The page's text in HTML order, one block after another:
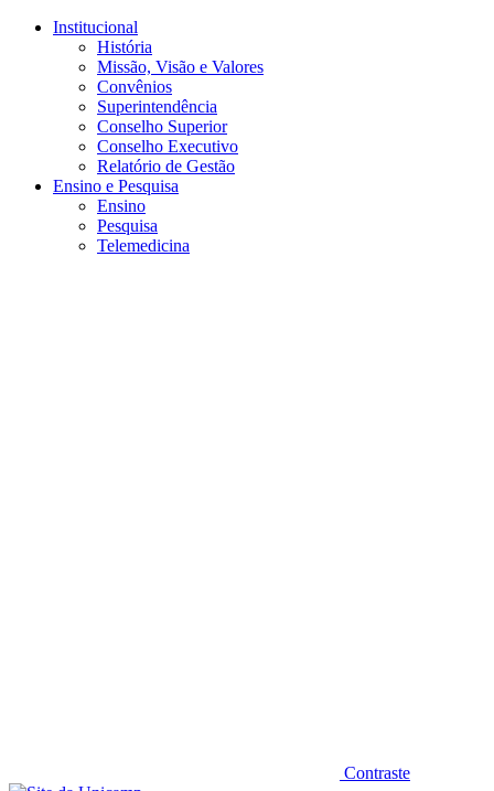
Conteúdo principal
Institucional
História
Missão, Visão e Valores
Convênios
Superintendência
Conselho Superior
Conselho Executivo
Relatório de Gestão
Ensino e Pesquisa
Ensino
Pesquisa
Telemedicina
Contraste